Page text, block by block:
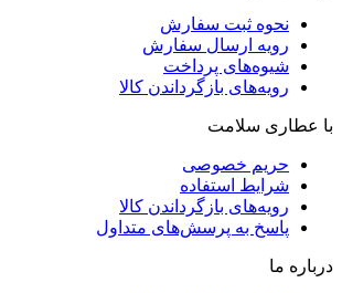
نحوه ثبت سفارش
رویه ارسال سفارش
شیوه‌های پرداخت
رویه‌های بازگرداندن کالا
با عطاری سلامت
حریم خصوصی
شرایط استفاده
رویه‌های بازگرداندن کالا
پاسخ به پرسش‌های متداول
درباره ما